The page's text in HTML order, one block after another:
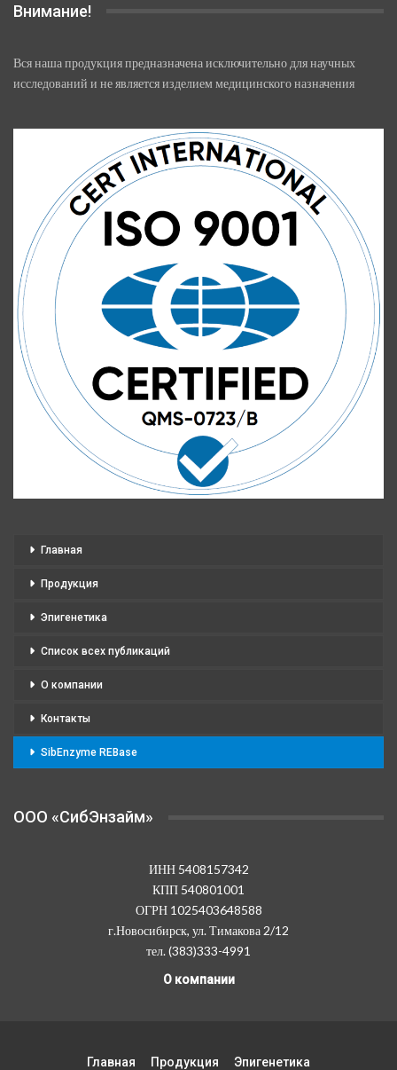
Внимание!
Вся наша продукция предназначена исключительно для научных
исследований и не является изделием медицинского назначения
Главная
Продукция
Эпигенетика
Список всех публикаций
О компании
Контакты
SibEnzyme REBase
OOO «СибЭнзайм»
ИНН 5408157342
КПП 540801001
ОГРН 1025403648588
г.Новосибирск, ул. Тимакова 2/12
тел. (383)333-4991
О компании
Главная Продукция Эпигенетика